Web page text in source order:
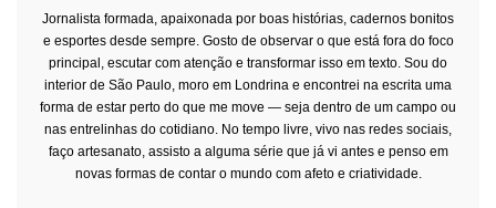
Jornalista formada, apaixonada por boas histórias, cadernos bonitos
e esportes desde sempre. Gosto de observar o que está fora do foco
principal, escutar com atenção e transformar isso em texto. Sou do
interior de São Paulo, moro em Londrina e encontrei na escrita uma
forma de estar perto do que me move — seja dentro de um campo ou
nas entrelinhas do cotidiano. No tempo livre, vivo nas redes sociais,
faço artesanato, assisto a alguma série que já vi antes e penso em
novas formas de contar o mundo com afeto e criatividade.